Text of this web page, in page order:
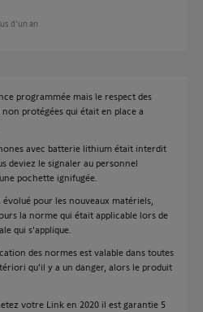
d'un an
programmée mais le respect des
protégées qui était en place a
avec batterie lithium était interdit
deviez le signaler au personnel
pochette ignifugée.
pour les nouveaux matériels,
la norme qui était applicable lors de
qui s'applique.
des normes est valable dans toutes
qu'il y a un danger, alors le produit
votre Link en 2020 il est garantie 5